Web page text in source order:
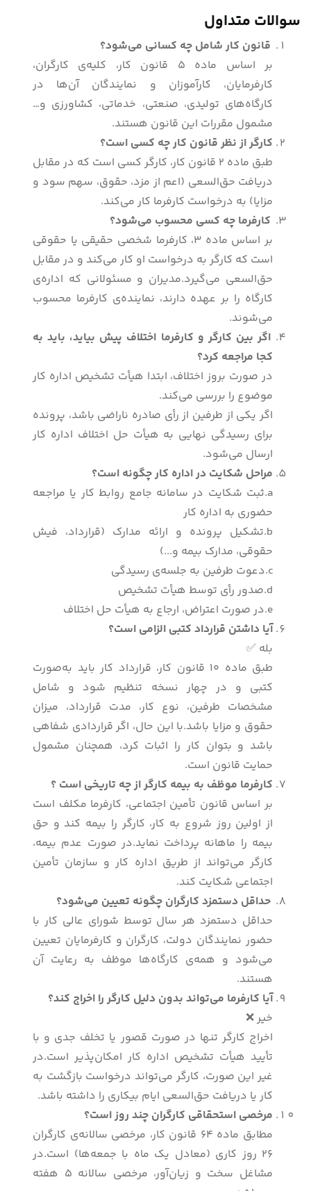
سوالات متداول
قانون کار شامل چه کسانی می‌شود؟
بر اساس ماده 5 قانون کار، کلیه‌ی کارگران،
کارفرمایان، کارآموزان و نمایندگان آن‌ها در
کارگاه‌های تولیدی، صنعتی، خدماتی، کشاورزی و…
مشمول مقررات این قانون هستند.
کارگر از نظر قانون کار چه کسی است؟
طبق ماده 2 قانون کار، کارگر کسی است که در مقابل
دریافت حق‌السعی (اعم از مزد، حقوق، سهم سود و
مزایا) به درخواست کارفرما کار می‌کند.
کارفرما چه کسی محسوب می‌شود؟
بر اساس ماده 3، کارفرما شخصی حقیقی یا حقوقی
است که کارگر به درخواست او کار می‌کند و در مقابل
حق‌السعی می‌گیرد.مدیران و مسئولانی که اداره‌ی
کارگاه را بر عهده دارند، نماینده‌ی کارفرما محسوب
می‌شوند.
اگر بین کارگر و کارفرما اختلاف پیش بیاید، باید به
کجا مراجعه کرد؟
در صورت بروز اختلاف، ابتدا هیأت تشخیص اداره کار
موضوع را بررسی می‌کند.
اگر یکی از طرفین از رأی صادره ناراضی باشد، پرونده
برای رسیدگی نهایی به هیأت حل اختلاف اداره کار
ارسال می‌شود.
مراحل شکایت در اداره کار چگونه است؟
a.ثبت شکایت در سامانه جامع روابط کار یا مراجعه
حضوری به اداره کار
b.تشکیل پرونده و ارائه مدارک (قرارداد، فیش
حقوقی، مدارک بیمه و...)
c.دعوت طرفین به جلسه‌ی رسیدگی
d.صدور رأی توسط هیأت تشخیص
e.در صورت اعتراض، ارجاع به هیأت حل اختلاف
آیا داشتن قرارداد کتبی الزامی است؟
بله ✅
طبق ماده 10 قانون کار، قرارداد کار باید به‌صورت
کتبی و در چهار نسخه تنظیم شود و شامل
مشخصات طرفین، نوع کار، مدت قرارداد، میزان
حقوق و مزایا باشد.با این حال، اگر قراردادی شفاهی
باشد و بتوان کار را اثبات کرد، همچنان مشمول
حمایت قانون است.
کارفرما موظف به بیمه کارگر از چه تاریخی است ؟
بر اساس قانون تأمین اجتماعی، کارفرما مکلف است
از اولین روز شروع به کار، کارگر را بیمه کند و حق
بیمه را ماهانه پرداخت نماید.در صورت عدم بیمه،
کارگر می‌تواند از طریق اداره کار و سازمان تأمین
اجتماعی شکایت کند.
حداقل دستمزد کارگران چگونه تعیین می‌شود؟
حداقل دستمزد هر سال توسط شورای عالی کار با
حضور نمایندگان دولت، کارگران و کارفرمایان تعیین
می‌شود و همه‌ی کارگاه‌ها موظف به رعایت آن
هستند.
آیا کارفرما می‌تواند بدون دلیل کارگر را اخراج کند؟
خیر ❌
اخراج کارگر تنها در صورت قصور یا تخلف جدی و با
تأیید هیأت تشخیص اداره کار امکان‌پذیر است.در
غیر این صورت، کارگر می‌تواند درخواست بازگشت به
کار یا دریافت حق‌السعی ایام بیکاری را داشته باشد.
مرخصی استحقاقی کارگران چند روز است؟
مطابق ماده 64 قانون کار، مرخصی سالانه‌ی کارگران
26 روز کاری (معادل یک ماه با جمعه‌ها) است.در
مشاغل سخت و زیان‌آور، مرخصی سالانه 5 هفته